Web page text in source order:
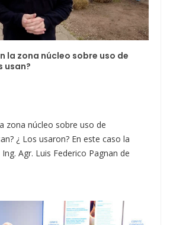
la zona núcleo sobre uso de
usan?
zona núcleo sobre uso de
¿ Los usaron? En este caso la
Agr. Luis Federico Pagnan de